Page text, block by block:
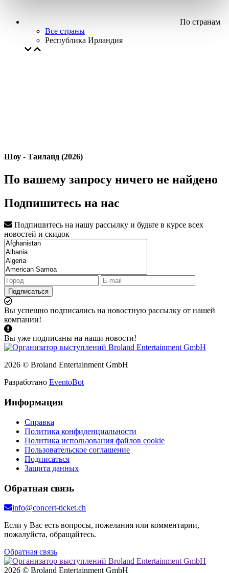
По странам
Все страны
Республика Ирландия
Шоу - Таиланд (2026)
По вашему запросу ничего не найдено
Подпишитесь на нас
Подпишитесь на нашу рассылку и будьте в курсе всех
новостей и скидок
Подписаться
Вы успешно подписались на новостную рассылку от нашей
компании!
Вы уже подписаны на наши новости!
2026 © Broland Entertainment GmbH
Разработано EventoBot
Информация
Справка
Политика конфиденциальности
Политика использования файлов cookie
Пользовательское соглашение
Подписаться
Защита данных
Обратная связь
info@concert-ticket.ch
Если у Вас есть вопросы, пожелания или комментарии,
пожалуйста, обращайтесь.
Обратная связь
2026 © Broland Entertainment GmbH